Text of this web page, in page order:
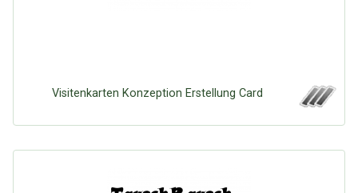
Visitenkarten Konzeption Erstellung Card